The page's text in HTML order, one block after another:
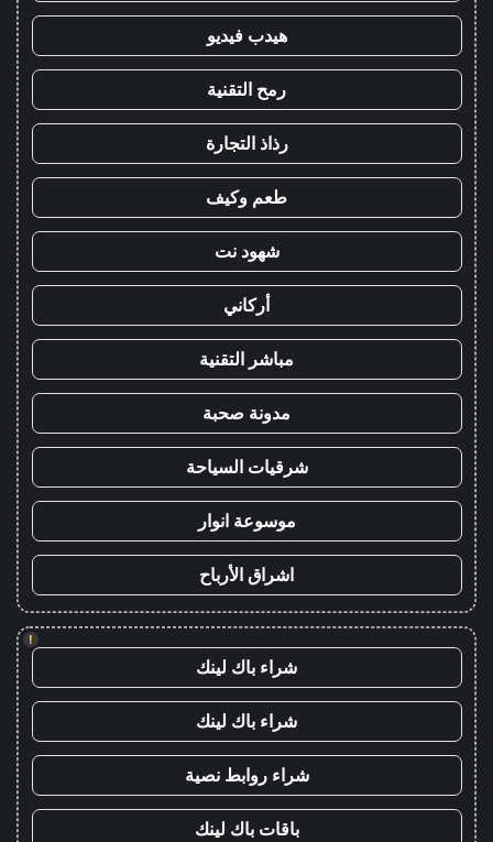
هيدب فيديو
رمح التقنية
رذاذ التجارة
طعم وكيف
شهود نت
أركاني
مباشر التقنية
مدونة صحبة
شرقيات السياحة
موسوعة انوار
اشراق الأرباح
!
شراء باك لينك
شراء باك لينك
شراء روابط نصية
باقات باك لينك